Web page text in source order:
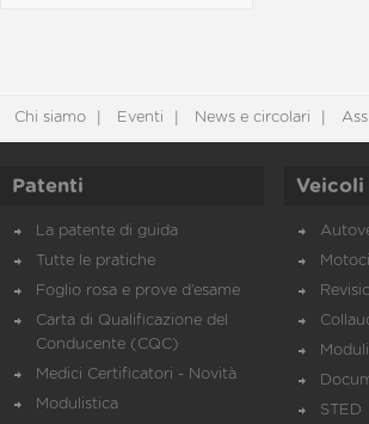
Chi siamo Eventi News e circolari
Patenti
La patente di guida
Tutte le pratiche
Foglio rosa e prove d’esame
Carta di Qualificazione del
Conducente (CQC)
Medici Certificatori - Novità
Modulistica
Veicoli
STED